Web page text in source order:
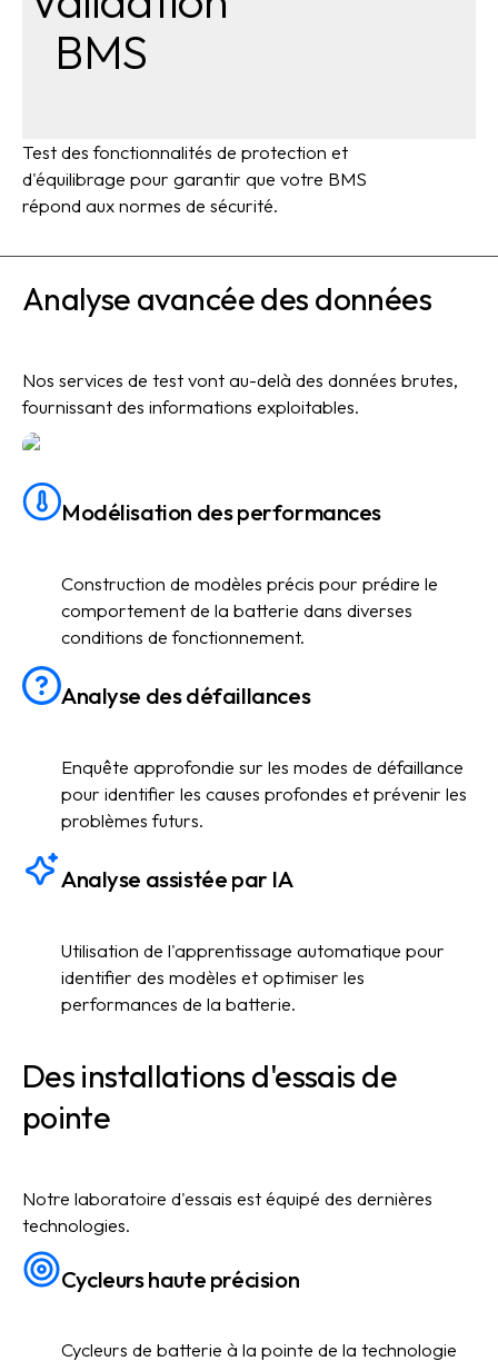
BMS
Test des fonctionnalités de protection et
d'équilibrage pour garantir que votre BMS
répond aux normes de sécurité.
Analyse avancée des données
Nos services de test vont au-delà des données brutes,
fournissant des informations exploitables.
Modélisation des performances
Construction de modèles précis pour prédire le
comportement de la batterie dans diverses
conditions de fonctionnement.
Analyse des défaillances
Enquête approfondie sur les modes de défaillance
pour identifier les causes profondes et prévenir les
problèmes futurs.
Analyse assistée par IA
Utilisation de l'apprentissage automatique pour
identifier des modèles et optimiser les
performances de la batterie.
Des installations d'essais de
pointe
Notre laboratoire d'essais est équipé des dernières
technologies.
Cycleurs haute précision
Cycleurs de batterie à la pointe de la technologie